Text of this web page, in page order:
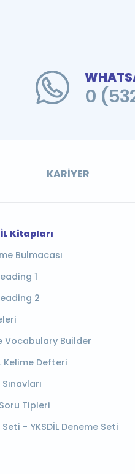
0
KARIYER
Kitapları
Bulmacası
1
2
Vocabulary Builder
Kelime Defteri
Tipleri
Seti - YKSDİL Deneme Seti